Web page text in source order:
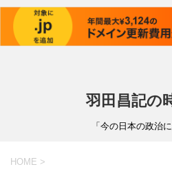
羽田昌記の
「今の日本の政治
HOME >